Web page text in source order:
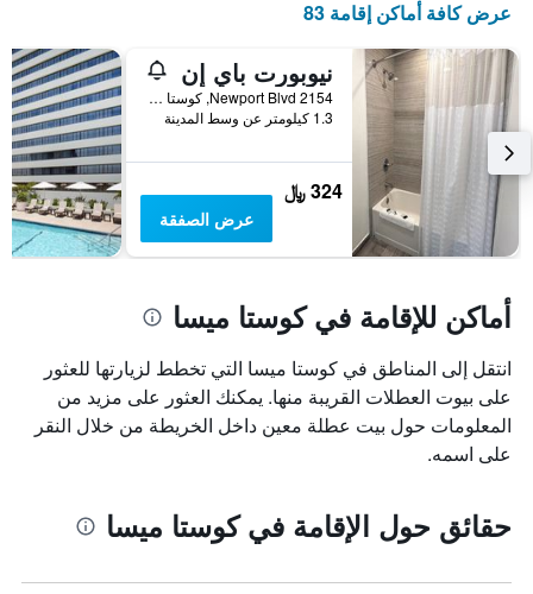
الذي
أيام
الأسبوع.
يتضمن
المخطط
1
Y
الذي
سعر
غرفة
عرض كافة أماكن إقامة 83
نيوبورت باي إن
2154 Newport Blvd, كوستا ميسا, CA, الولايات المتحدة الأميريكية
1.3 كيلومتر عن وسط المدينة
324 ﷼
عرض الصفقة
أماكن للإقامة في كوستا ميسا
انتقل إلى المناطق في كوستا ميسا التي تخطط لزيارتها للعثور
على بيوت العطلات القريبة منها. يمكنك العثور على مزيد من
المعلومات حول بيت عطلة معين داخل الخريطة من خلال النقر
على اسمه.
حقائق حول الإقامة في كوستا ميسا